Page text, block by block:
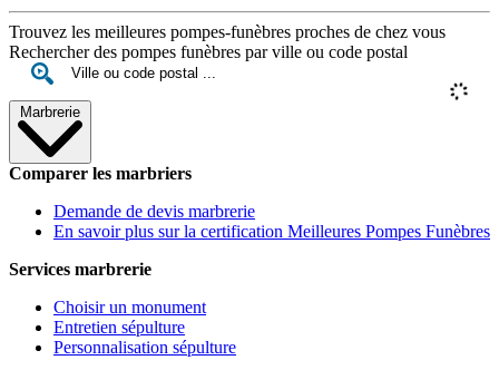
Trouvez les meilleures pompes-funèbres proches de chez vous
Rechercher des pompes funèbres par ville ou code postal
Marbrerie
Comparer les marbriers
Demande de devis marbrerie
En savoir plus sur la certification Meilleures Pompes Funèbres
Services marbrerie
Choisir un monument
Entretien sépulture
Personnalisation sépulture